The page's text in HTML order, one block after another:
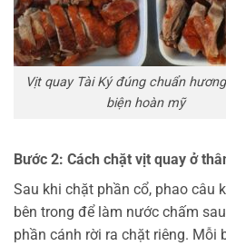
Vịt quay Tài Ký đúng chuẩn
biện hoàn mỹ
Bước 2: Cách chặt vịt quay ở
Sau khi chặt phần cổ, phao câu
bên trong để làm nước chấm
phần cánh rời ra chặt riêng. Mỗi